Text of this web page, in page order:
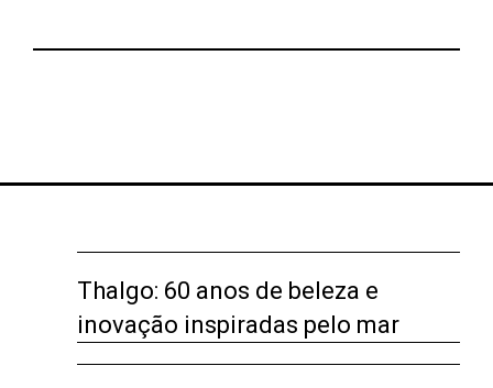
Thalgo: 60 anos de beleza e
inovação inspiradas pelo mar